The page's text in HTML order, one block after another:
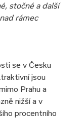
stočné a další
rámec
se v Česku
jsou
Prahu a
nižší a v
procentního